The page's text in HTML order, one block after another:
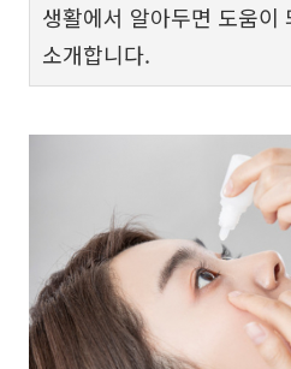
생활에서 알아두면 도움이
소개합니다.